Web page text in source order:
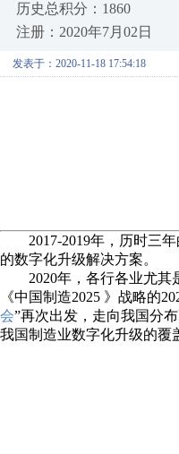
历史总积分：1860
注册：2020年7月02日
发表于：2020-11-18 17:54:18
2017-2019年，历时三年
的数字化升级解决方案。
2020年，各行各业尤
《中国制造2025 》战略的
会”再次出发，走向我国分
我国制造业数字化升级的覆